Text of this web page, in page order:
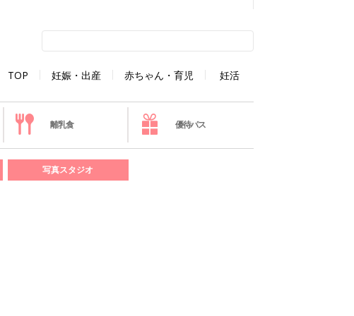
TOP 妊娠・出産 赤ちゃん・育児 妊活
離乳食 優待パス
写真スタジオ